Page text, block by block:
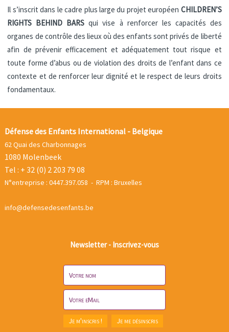
Il s’inscrit dans le cadre plus large du projet européen CHILDREN’S
RIGHTS BEHIND BARS qui vise à renforcer les capacités des
organes de contrôle des lieux où des enfants sont privés de liberté
afin de prévenir efficacement et adéquatement tout risque et
toute forme d’abus ou de violation des droits de l’enfant dans ce
contexte et de renforcer leur dignité et le respect de leurs droits
fondamentaux.
Défense des Enfants International - Belgique
62 Quai des Charbonnages
1080 Molenbeek
Tel : + 32 (0) 2 203 79 08
N°entreprise : 0447.397.058 - RPM : Bruxelles
info@defensedesenfants.be
Newsletter - Inscrivez-vous